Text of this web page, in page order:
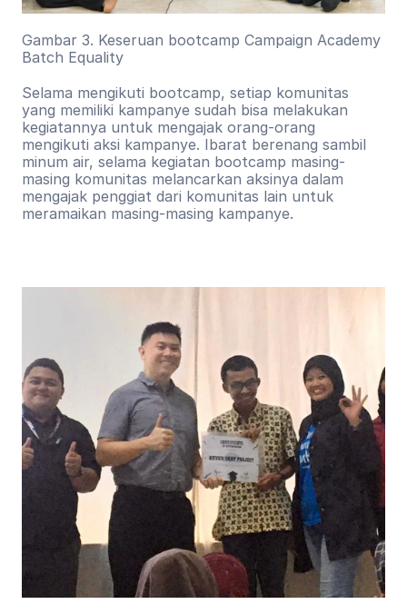
Gambar 3. Keseruan bootcamp Campaign Academy
Batch Equality
Selama mengikuti bootcamp, setiap komunitas
yang memiliki kampanye sudah bisa melakukan
kegiatannya untuk mengajak orang-orang
mengikuti aksi kampanye. Ibarat berenang sambil
minum air, selama kegiatan bootcamp masing-
masing komunitas melancarkan aksinya dalam
mengajak penggiat dari komunitas lain untuk
meramaikan masing-masing kampanye.